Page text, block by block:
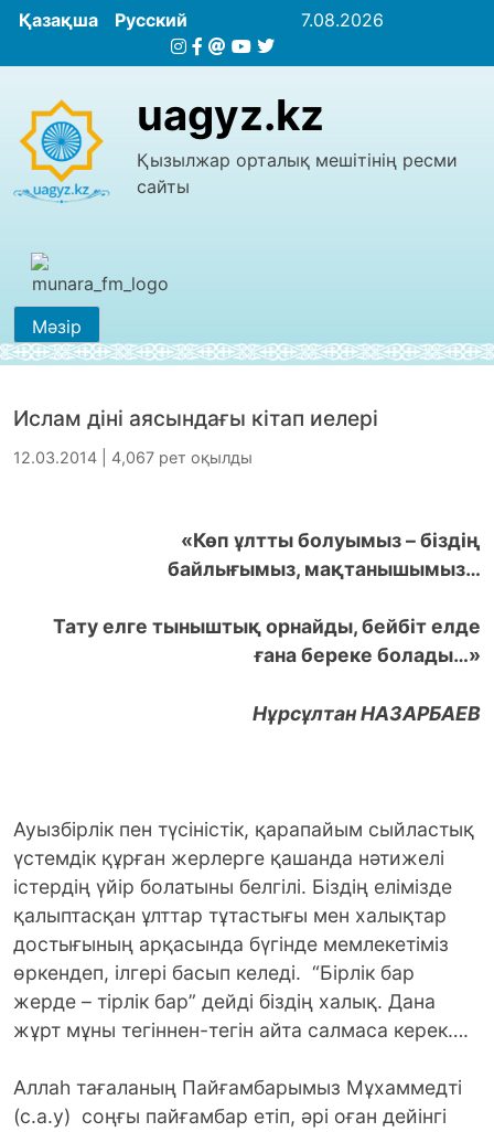
Қазақша Русский 7.08.2026
uagyz.kz
Қызылжар орталық мешітінің ресми
сайты
Мәзір
Ислам діні аясындағы кітап иелері
12.03.2014 | 4,067 рет оқылды
«Көп ұлтты болуымыз – біздің
байлығымыз, мақтанышымыз…
Тату елге тыныштық орнайды, бейбiт елде
ғана береке болады…»
Нұрсұлтан НАЗАРБАЕВ
Ауызбірлік пен түсіністік, қарапайым сыйластық
үстемдік құрған жерлерге қашанда нәтижелі
істердің үйір болатыны белгілі. Біздің елімізде
қалыптасқан ұлттар тұтастығы мен халықтар
достығының арқасында бүгінде мемлекетіміз
өркендеп, ілгері басып келеді. “Бірлік бар
жерде – тірлік бар” дейді біздің халық. Дана
жұрт мұны тегіннен-тегін айта салмаса керек….
Аллаһ тағаланың Пайғамбарымыз Мұхаммедті
(с.а.у) соңғы пайғамбар етіп, әрі оған дейінгі